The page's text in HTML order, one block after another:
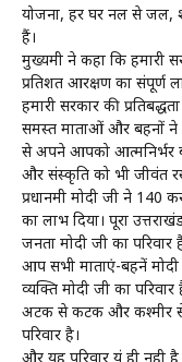
योजना, हर घर नल से जल,
हैं।
मुख्यमंत्री ने कहा कि
प्रतिशत आरक्षण का
हमारी सरकार की
समस्त माताओं और बहनों
से अपने आपको आत्मनिर्भर
और संस्कृति को भी जीवंत
प्रधानमंत्री मोदी जी ने
का लाभ दिया। पूरा
जनता मोदी जी का परिवार
आप सभी माताएं-बहनें मोदी
व्यक्ति मोदी जी का परिवार
अटक से कटक और कश्मीर से
परिवार है।